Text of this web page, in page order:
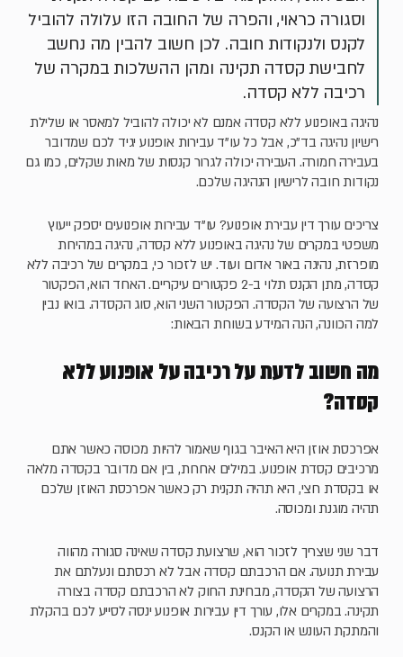
וסגורה כראוי, והפרה של החובה הזו עלולה להוביל
לקנס ולנקודות חובה. לכן חשוב להבין מה נחשב
לחבישת קסדה תקינה ומהן ההשלכות במקרה של
רכיבה ללא קסדה.
נהיגה באופנוע ללא קסדה אמנם לא יכולה להוביל למאסר או שלילת
רישיון נהיגה בד"כ, אבל כל עו"ד עבירות אופנוע יגיד לכם שמדובר
בעבירה חמורה. העבירה יכולה לגרור קנסות של מאות שקלים, כמו גם
נקודות חובה לרישיון הנהיגה שלכם.
צריכים עורך דין עבירת אופנוע? עו"ד עבירות אופנועים יספק ייעוץ
משפטי במקרים של נהיגה באופנוע ללא קסדה, נהיגה במהירות
מופרזת, נהיגה באור אדום ועוד. יש לזכור כי, במקרים של רכיבה ללא
קסדה, מתן הקנס תלוי ב-2 פקטורים עיקריים. האחד הוא, הפקטור
של הרצועה של הקסדה. הפקטור השני הוא, סוג הקסדה. בואו נבין
למה הכוונה, הנה המידע בשורות הבאות:
מה חשוב לדעת על רכיבה על אופנוע ללא
קסדה?
אפרכסת אוזן היא האיבר בגוף שאמור להיות מכוסה כאשר אתם
מרכיבים קסדת אופנוע. במילים אחרות, בין אם מדובר בקסדה מלאה
או בקסדת חצי, היא תהיה תקנית רק כאשר אפרכסת האוזן שלכם
תהיה מוגנת ומכוסה.
דבר שני שצריך לזכור הוא, שרצועת קסדה שאינה סגורה מהווה
עבירת תנועה. אם הרכבתם קסדה אבל לא רכסתם ונעלתם את
הרצועה של הקסדה, מבחינת החוק לא הרכבתם קסדה בצורה
תקינה. במקרים אלו, עורך דין עבירות אופנוע ינסה לסייע לכם בהקלת
והמתקת העונש או הקנס.